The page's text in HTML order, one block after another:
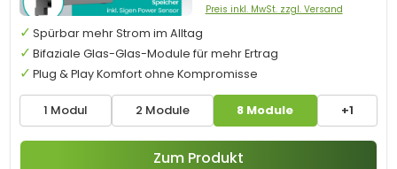
1 Modul 2 Module 8 Module +1
Preis inkl. MwSt. zzgl. Versand
Spürbar mehr Strom im Alltag
Bifaziale Glas-Glas-Module für mehr Ertrag
Plug & Play Komfort ohne Kompromisse
Zum Produkt